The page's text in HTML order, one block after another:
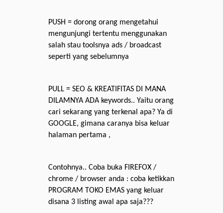
PUSH = dorongorang mengetahui
mengunjungi tertentu menggunakan
salah stau toolsnya ads / broadcast
seperti yang sebelumnya
PULL = SEO & KREATIFITAS DI MANA
DILAMNYA ADA keywords.. Yaituorang
cari sekarangyang terkenal apa? Ya di
GOOGLE, gimana caranya bisa keluar
halaman pertama ,
Contohnya.. Coba buka FIREFOX /
chrome / browser anda : coba ketikkan
PROGRAM TOKO EMAS yang keluar
disana 3 listing awal apa saja???